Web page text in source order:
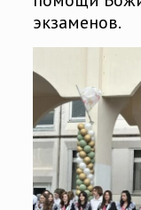
экзаменов.